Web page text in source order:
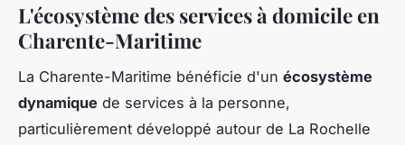
L'écosystème des services à domicile en
Charente-Maritime
La Charente-Maritime bénéficie d'un écosystème
dynamique de services à la personne,
particulièrement développé autour de La Rochelle